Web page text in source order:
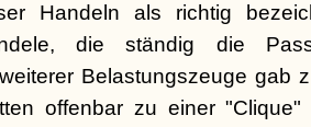
Handeln als richtig
die ständig die
Belastungszeuge gab
offenbar zu einer